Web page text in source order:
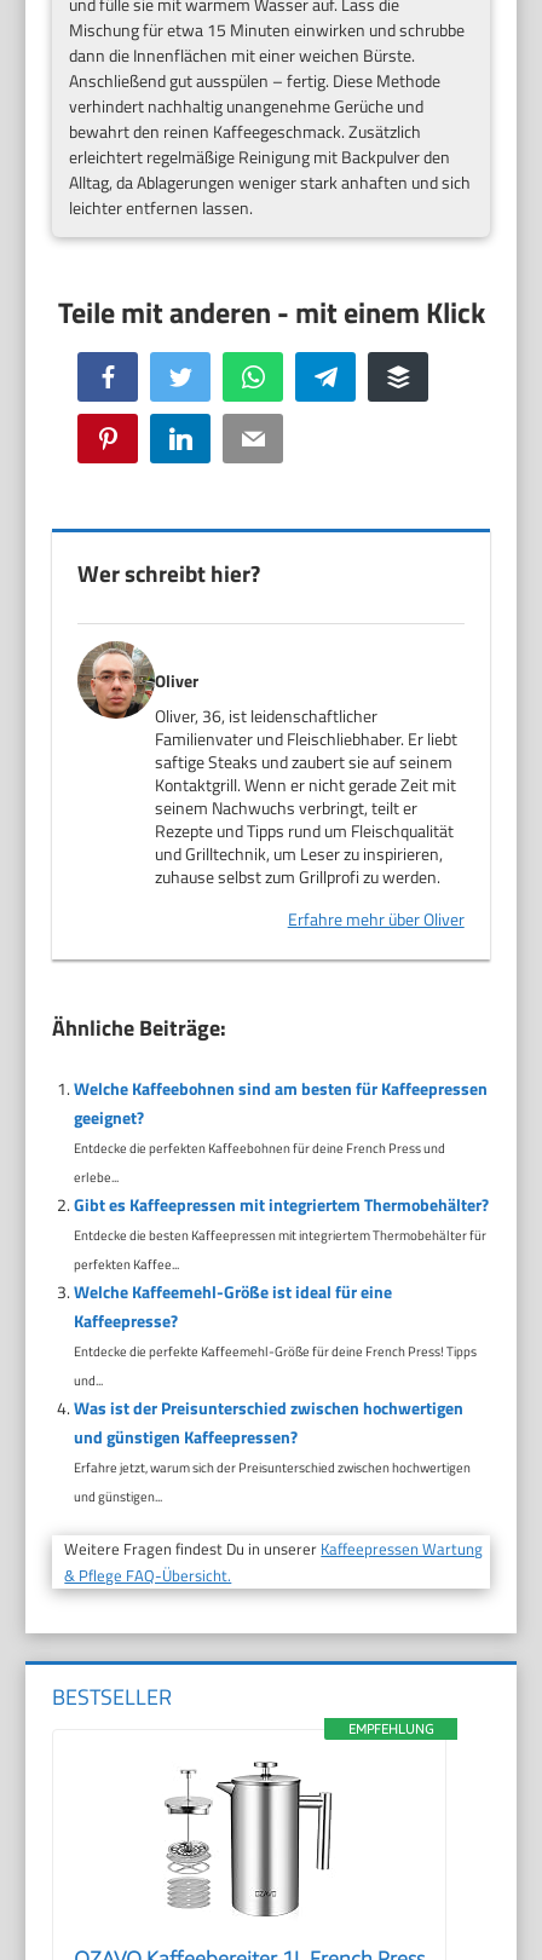
Mischung für etwa 15 Minuten einwirken und schrubbe
dann die Innenflächen mit einer weichen Bürste.
Anschließend gut ausspülen – fertig. Diese Methode
verhindert nachhaltig unangenehme Gerüche und
bewahrt den reinen Kaffeegeschmack. Zusätzlich
erleichtert regelmäßige Reinigung mit Backpulver den
Alltag, da Ablagerungen weniger stark anhaften und sich
leichter entfernen lassen.
Facebook Twitter WhatsApp Telegram Buffer
Pinterest LinkedIn Email
Wer schreibt hier?
Oliver
Oliver, 36, ist leidenschaftlicher
Familienvater und Fleischliebhaber. Er liebt
saftige Steaks und zaubert sie auf seinem
Kontaktgrill. Wenn er nicht gerade Zeit mit
seinem Nachwuchs verbringt, teilt er
Rezepte und Tipps rund um Fleischqualität
und Grilltechnik, um Leser zu inspirieren,
zuhause selbst zum Grillprofi zu werden.
Erfahre mehr über Oliver
Ähnliche Beiträge:
Welche Kaffeebohnen sind am besten für Kaffeepressen
geeignet?
Entdecke die perfekten Kaffeebohnen für deine French Press und
erlebe...
Gibt es Kaffeepressen mit integriertem Thermobehälter?
Entdecke die besten Kaffeepressen mit integriertem Thermobehälter für
perfekten Kaffee...
Welche Kaffeemehl-Größe ist ideal für eine
Kaffeepresse?
Entdecke die perfekte Kaffeemehl-Größe für deine French Press! Tipps
und...
Was ist der Preisunterschied zwischen hochwertigen
und günstigen Kaffeepressen?
Erfahre jetzt, warum sich der Preisunterschied zwischen hochwertigen
und günstigen...
Weitere Fragen findest Du in unserer Kaffeepressen Wartung
& Pflege FAQ-Übersicht.
BESTSELLER
EMPFEHLUNG